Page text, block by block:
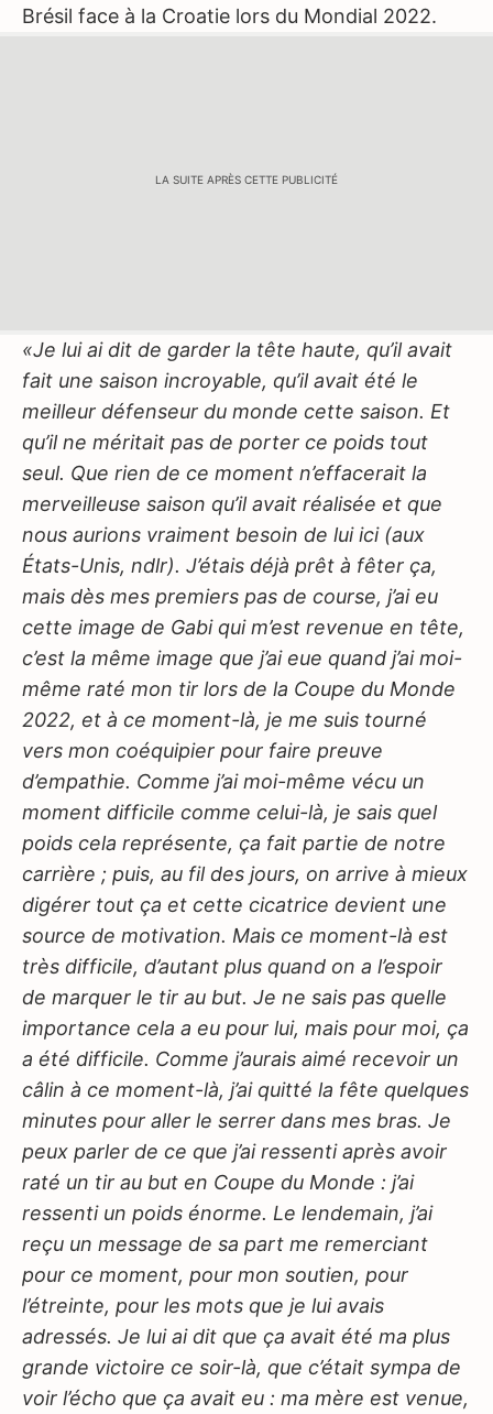
Brésil face à la Croatie lors du Mondial 2022.
LA SUITE APRÈS CETTE PUBLICITÉ
«Je lui ai dit de garder la tête haute, qu’il avait
fait une saison incroyable, qu’il avait été le
meilleur défenseur du monde cette saison. Et
qu’il ne méritait pas de porter ce poids tout
seul. Que rien de ce moment n’effacerait la
merveilleuse saison qu’il avait réalisée et que
nous aurions vraiment besoin de lui ici (aux
États-Unis, ndlr). J’étais déjà prêt à fêter ça,
mais dès mes premiers pas de course, j’ai eu
cette image de Gabi qui m’est revenue en tête,
c’est la même image que j’ai eue quand j’ai moi-
même raté mon tir lors de la Coupe du Monde
2022, et à ce moment-là, je me suis tourné
vers mon coéquipier pour faire preuve
d’empathie. Comme j’ai moi-même vécu un
moment difficile comme celui-là, je sais quel
poids cela représente, ça fait partie de notre
carrière ; puis, au fil des jours, on arrive à mieux
digérer tout ça et cette cicatrice devient une
source de motivation. Mais ce moment-là est
très difficile, d’autant plus quand on a l’espoir
de marquer le tir au but. Je ne sais pas quelle
importance cela a eu pour lui, mais pour moi, ça
a été difficile. Comme j’aurais aimé recevoir un
câlin à ce moment-là, j’ai quitté la fête quelques
minutes pour aller le serrer dans mes bras. Je
peux parler de ce que j’ai ressenti après avoir
raté un tir au but en Coupe du Monde : j’ai
ressenti un poids énorme. Le lendemain, j’ai
reçu un message de sa part me remerciant
pour ce moment, pour mon soutien, pour
l’étreinte, pour les mots que je lui avais
adressés. Je lui ai dit que ça avait été ma plus
grande victoire ce soir-là, que c’était sympa de
voir l’écho que ça avait eu : ma mère est venue,